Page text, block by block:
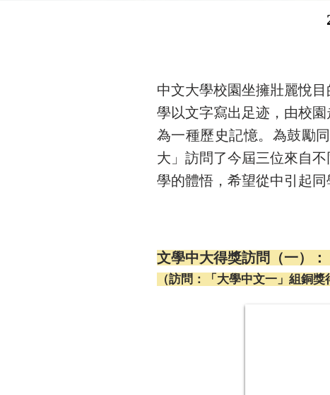
中文大學校園坐擁壯麗悅
學以文字寫出足迹，由校
為一種歷史記憶。為鼓勵
大」訪問了今屆三位來自
學的體悟，希望從中引起
文學中大得獎訪問（一）：
（訪問：「大學中文一」組銅獎